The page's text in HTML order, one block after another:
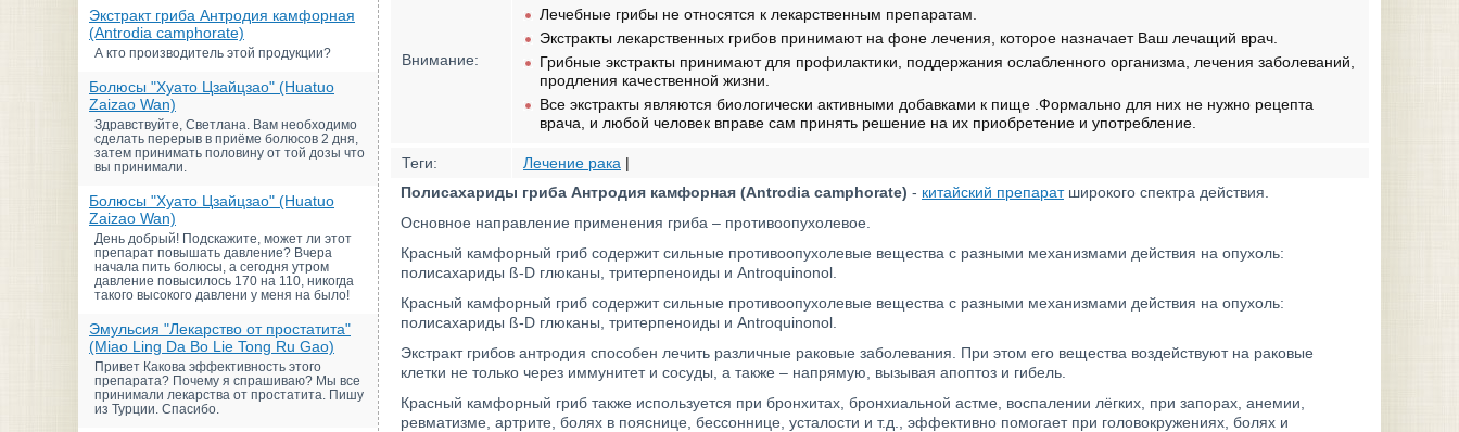
Экстракт гриба Антродия камфорная
(Antrodia camphorate)
А кто производитель этой продукции?
Болюсы "Хуато Цзайцзао" (Huatuo
Zaizao Wan)
Здравствуйте, Светлана. Вам необходимо
сделать перерыв в приёме болюсов 2 дня,
затем принимать половину от той дозы что
вы принимали.
Болюсы "Хуато Цзайцзао" (Huatuo
Zaizao Wan)
День добрый! Подскажите, может ли этот
препарат повышать давление? Вчера
начала пить болюсы, а сегодня утром
давление повысилось 170 на 110, никогда
такого высокого давлени у меня на было!
Эмульсия "Лекарство от простатита"
(Miao Ling Da Bo Lie Tong Ru Gao)
Привет Какова эффективность этого
препарата? Почему я спрашиваю? Мы все
принимали лекарства от простатита. Пишу
из Турции. Спасибо.
Внимание:
Лечебные грибы не относятся к лекарственным препаратам.
Экстракты лекарственных грибов принимают на фоне лечения, которое назначает Ваш лечащий врач.
Грибные экстракты принимают для профилактики, поддержания ослабленного организма, лечения заболеваний,
продления качественной жизни.
Все экстракты являются биологически активными добавками к пище .Формально для них не нужно рецепта
врача, и любой человек вправе сам принять решение на их приобретение и употребление.
Теги: Лечение рака |
Полисахариды гриба Антродия камфорная (Antrodia camphorate) - китайский препаратширокого спектра действия.
Основное направление применения гриба – противоопухолевое.
Красный камфорный гриб содержит сильные противоопухолевые вещества с разными механизмами действия на опухоль:
полисахариды ß-D глюканы, тритерпеноиды и Antroquinonol.
Красный камфорный гриб содержит сильные противоопухолевые вещества с разными механизмами действия на опухоль:
полисахариды ß-D глюканы, тритерпеноиды и Antroquinonol.
Экстракт грибов антродия способен лечить различные раковые заболевания. При этом его вещества воздействуют на раковые
клетки не только через иммунитет и сосуды, а также – напрямую, вызывая апоптоз и гибель.
Красный камфорный гриб также используется при бронхитах, бронхиальной астме, воспалении лёгких, при запорах, анемии,
ревматизме, артрите, болях в пояснице, бессоннице, усталости и т.д., эффективно помогает при головокружениях, болях и